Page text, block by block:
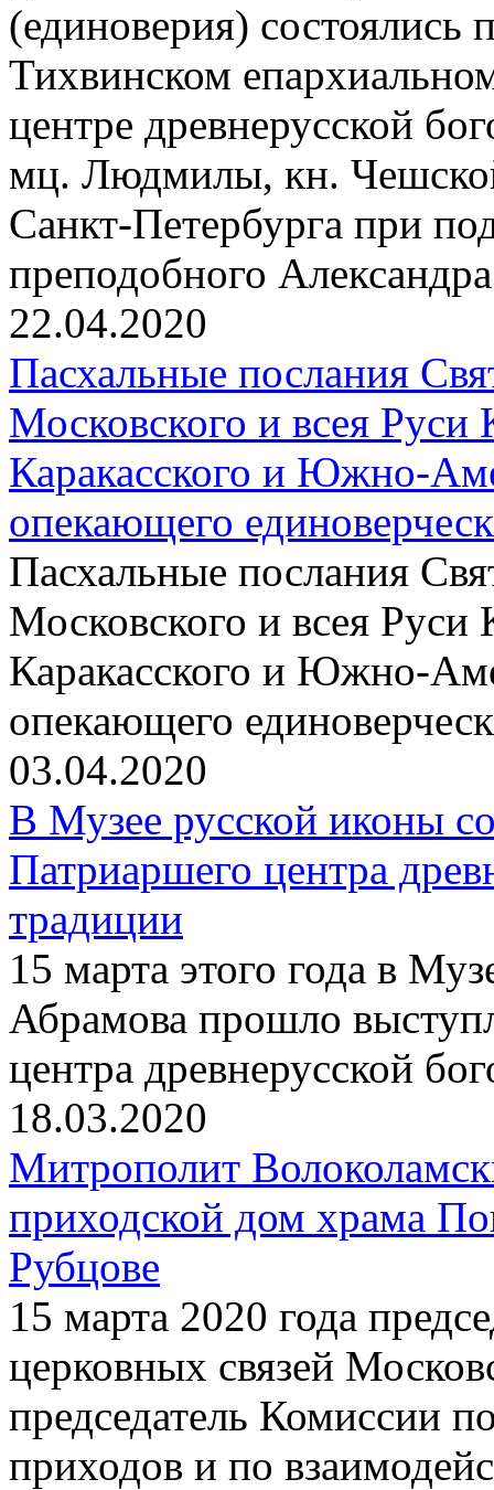
(единоверия) состоялись
Тихвинском
центре древнерусской
мц. Людмилы, кн.
Санкт-Петербурга при
преподобного
22.04.2020
Пасхальные послания
Московского и всея Руси
Каракасского и Южно-
опекающего
Пасхальные послания
Московского и всея Руси
Каракасского и Южно-
опекающего
03.04.2020
В Музее русской иконы
Патриаршего центра
традиции
15 марта этого года в
Абрамова прошло
центра древнерусской
18.03.2020
Митрополит
приходской дом храма
Рубцове
15 марта 2020 года
церковных связей
председатель Комиссии
приходов и по